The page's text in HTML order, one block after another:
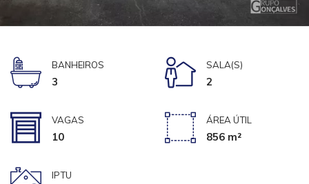
BANHEIROS
3
SALA(S)
2
VAGAS
10
ÁREA ÚTIL
856 m²
IPTU